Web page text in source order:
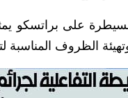
على براتسكو
الظروف